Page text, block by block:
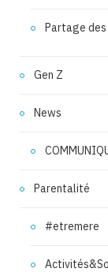
Partage
Gen Z
News
Parentalité
#etremere